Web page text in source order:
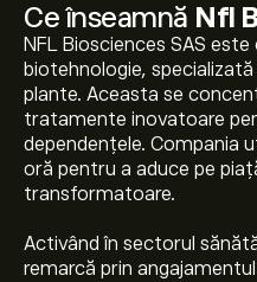
Ce înseamnă Nfl
NFL Biosciences SAS
biotehnologie,
plante. Aceasta se
tratamente inovatoare
dependențele. Compania
oră pentru a aduce pe
transformatoare.
Activând în sectorul
remarcă prin